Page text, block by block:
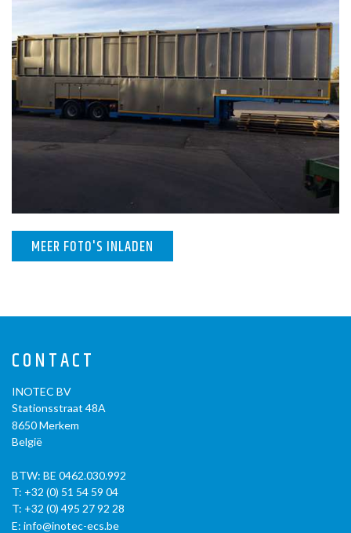
CONTACT
INOTEC BV
Stationsstraat 48A
8650Merkem
België
BTW: BE 0462.030.992
T: +32 (0) 51 54 59 04
T: +32 (0) 495 27 92 28
E: info@inotec-ecs.be